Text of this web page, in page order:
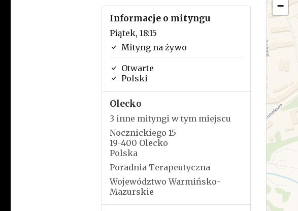
Informacje o mityngu
Piątek, 18:15
Mityng na żywo
Otwarte
Polski
Olecko
3 inne mityngi w tym miejscu
Nocznickiego 15
19-400 Olecko
Polska
Poradnia Terapeutyczna
Województwo Warmińsko-
Mazurskie
−